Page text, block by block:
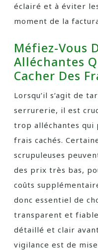
éclairé et à éviter
moment de la
Méfiez-Vous
Alléchantes
Cacher Des
Lorsqu’il s’agit de
serrurerie, il est
trop alléchantes qui
frais cachés.
scrupuleuses
des prix très bas,
coûts
donc essentiel de
transparent et
détaillé et clair
vigilance est de